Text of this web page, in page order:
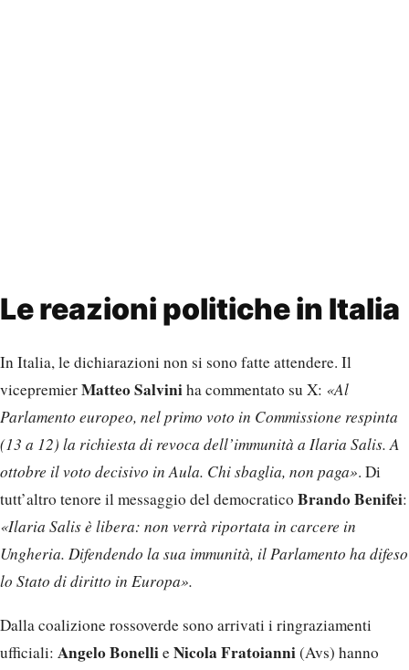
Le reazioni politiche in Italia
In Italia, le dichiarazioni non si sono fatte attendere. Il
vicepremierMatteo Salviniha commentato su X: «Al
Parlamento europeo, nel primo voto in Commissione respinta
(13 a 12) la richiesta di revoca dell’immunità a Ilaria Salis. A
ottobre il voto decisivo in Aula. Chi sbaglia, non paga». Di
tutt’altro tenore il messaggio del democratico Brando Benifei:
«Ilaria Salis è libera: non verrà riportata in carcere in
Ungheria. Difendendo la sua immunità, il Parlamento ha difeso
lo Stato di diritto in Europa».
Dalla coalizione rossoverde sono arrivati i ringraziamenti
ufficiali: Angelo BonellieNicola Fratoianni(Avs) hanno